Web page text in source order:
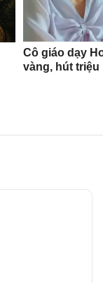
Cô giáo dạy
vàng, hút